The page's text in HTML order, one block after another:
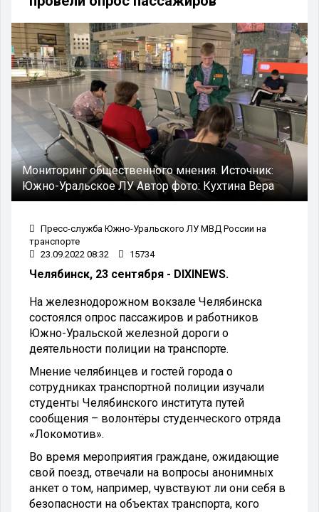
Мониторинг общественного мнения. Источник:
Южно-Уральское ЛУАвтор фото: Кухтина Вера
Пресс-служба Южно-Уральского ЛУ МВД России на
транспорте
23.09.2022 08:32
15734
Челябинск, 23 сентября - DIXINEWS.
На железнодорожном вокзале Челябинска
состоялся опрос пассажиров и работников
Южно-Уральской железной дороги о
деятельности полиции на транспорте.
Мнение челябинцев и гостей города о
сотрудниках транспортной полиции изучали
студенты Челябинского института путей
сообщения – волонтёры студенческого отряда
«Локомотив».
Во время мероприятия граждане, ожидающие
свой поезд, отвечали на вопросы анонимных
анкет о том, например, чувствуют ли они себя в
безопасности на объектах транспорта, кого